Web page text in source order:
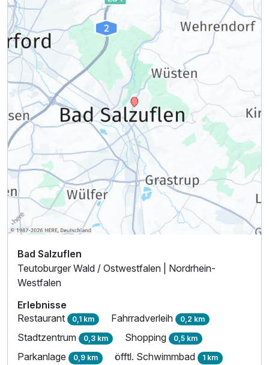
Bad Salzuflen
Teutoburger Wald / Ostwestfalen | Nordrhein-
Westfalen
Erlebnisse
Restaurant 0,1 km Fahrradverleih 0,2 km
Stadtzentrum 0,3 km Shopping 0,5 km
Parkanlage 0,9 km öfftl. Schwimmbad 1 km